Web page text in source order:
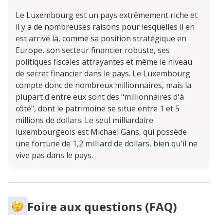
Le Luxembourg est un pays extrêmement riche et
il y a de nombreuses raisons pour lesquelles il en
est arrivé là, comme sa position stratégique en
Europe, son secteur financier robuste, ses
politiques fiscales attrayantes et même le niveau
de secret financier dans le pays. Le Luxembourg
compte donc de nombreux millionnaires, mais la
plupart d'entre eux sont des "millionnaires d'à
côté", dont le patrimoine se situe entre 1 et 5
millions de dollars. Le seul milliardaire
luxembourgeois est Michael Gans, qui possède
une fortune de 1,2 milliard de dollars, bien qu'il ne
vive pas dans le pays.
Foire aux questions (FAQ)